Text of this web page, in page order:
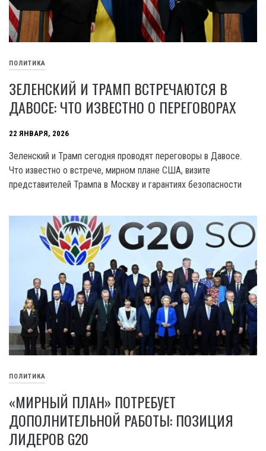
ПОЛИТИКА
ЗЕЛЕНСКИЙ И ТРАМП ВСТРЕЧАЮТСЯ В
ДАВОСЕ: ЧТО ИЗВЕСТНО О ПЕРЕГОВОРАХ
22 ЯНВАРЯ, 2026
Зеленский и Трамп сегодня проводят переговоры в Давосе.
Что известно о встрече, мирном плане США, визите
представителей Трампа в Москву и гарантиях безопасности
ПОЛИТИКА
«МИРНЫЙ ПЛАН» ПОТРЕБУЕТ
ДОПОЛНИТЕЛЬНОЙ РАБОТЫ: ПОЗИЦИЯ
ЛИДЕРОВ G20